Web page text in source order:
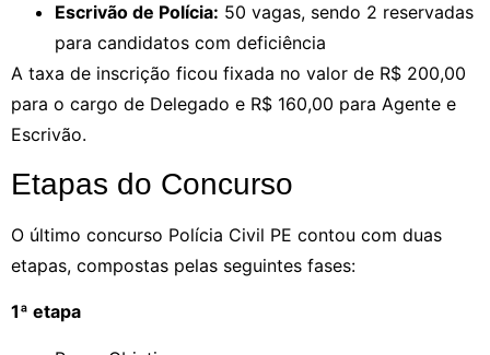
Escrivão de Polícia: 50 vagas, sendo 2 reservadas
para candidatos com deficiência
A taxa de inscrição ficou fixada no valor de R$ 200,00
para o cargo de Delegado e R$ 160,00 para Agente e
Escrivão.
Etapas do Concurso
O último concurso Polícia Civil PE contou com duas
etapas, compostas pelas seguintes fases:
1ª etapa